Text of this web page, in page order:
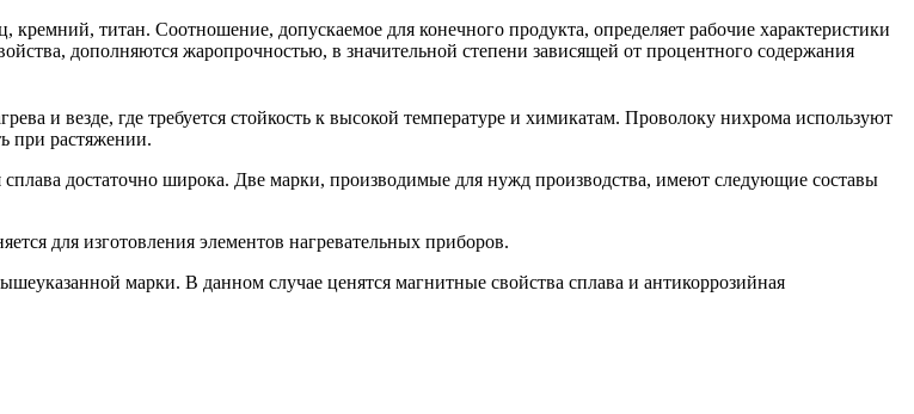
титан. Соотношение, допускаемое для конечного продукта, определяет рабочие характеристики
дополняются жаропрочностью, в значительной степени зависящей от процентного содержания
и везде, где требуется стойкость к высокой температуре и химикатам. Проволоку нихрома используют
при растяжении.
сплава достаточно широка. Две марки, производимые для нужд производства, имеют следующие составы
для изготовления элементов нагревательных приборов.
марки. В данном случае ценятся магнитные свойства сплава и антикоррозийная